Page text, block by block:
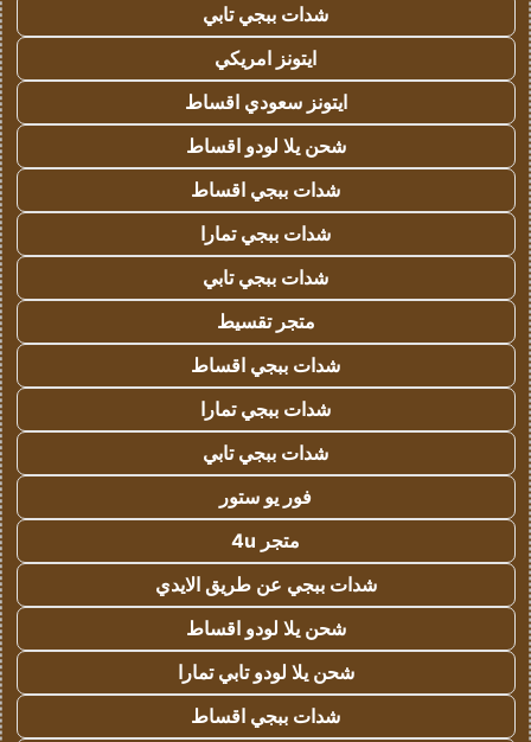
شدات ببجي تابي
ايتونز امريكي
ايتونز سعودي اقساط
شحن يلا لودو اقساط
شدات ببجي اقساط
شدات ببجي تمارا
شدات ببجي تابي
متجر تقسيط
شدات ببجي اقساط
شدات ببجي تمارا
شدات ببجي تابي
فور يو ستور
متجر 4u
شدات ببجي عن طريق الايدي
شحن يلا لودو اقساط
شحن يلا لودو تابي تمارا
شدات ببجي اقساط